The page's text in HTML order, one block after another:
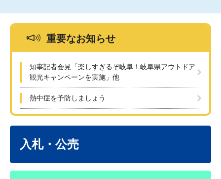
重要なお知らせ
知事記者会見「楽しすぎるぞ岐阜！岐阜県アウトドア
観光キャンペーンを実施」他
熱中症を予防しましょう
入札・公売